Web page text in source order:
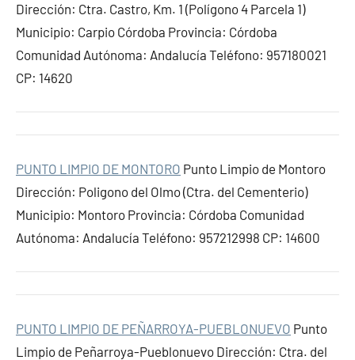
Dirección: Ctra. Castro, Km. 1 (Polígono 4 Parcela 1)
Municipio: Carpio Córdoba Provincia: Córdoba
Comunidad Autónoma: Andalucía Teléfono: 957180021
CP: 14620
PUNTO LIMPIO DE MONTORO Punto Limpio de Montoro
Dirección: Poligono del Olmo (Ctra. del Cementerio)
Municipio: Montoro Provincia: Córdoba Comunidad
Autónoma: Andalucía Teléfono: 957212998 CP: 14600
PUNTO LIMPIO DE PEÑARROYA-PUEBLONUEVO Punto
Limpio de Peñarroya-Pueblonuevo Dirección: Ctra. del